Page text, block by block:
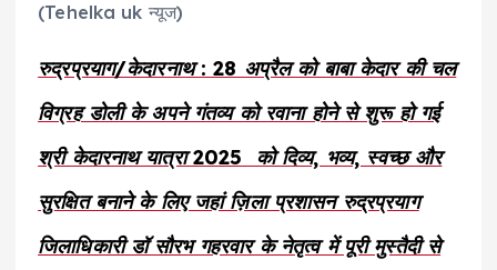
(Tehelka uk न्यूज)
रुद्रप्रयाग/केदारनाथ : 28 अप्रैल को बाबा केदार की चल
विग्रह डोली के अपने गंतव्य को रवाना होने से शुरू हो गई
श्री केदारनाथ यात्रा 2025 को दिव्य, भव्य, स्वच्छ और
सुरक्षित बनाने के लिए जहां ज़िला प्रशासन रुद्रप्रयाग
जिलाधिकारी डॉ सौरभ गहरवार के नेतृत्व में पूरी मुस्तैदी से